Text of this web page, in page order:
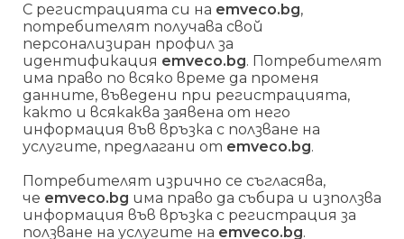
С регистрацията си на emveco.bg,
потребителят получава свой
персонализиран профил за
идентификация emveco.bg. Потребителят
има право по всяко време да променя
данните, въведени при регистрацията,
както и всякаква заявена от него
информация във връзка с ползване на
услугите, предлагани от emveco.bg.
Потребителят изрично се съгласява,
че emveco.bg има право да събира и използва
информация във връзка с регистрация за
ползване на услугите на emveco.bg.